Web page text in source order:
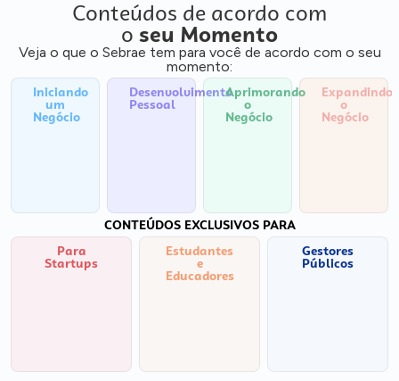
Conteúdos de acordo com
o seu Momento
Veja o que o Sebrae tem para você de acordo com o seu
momento:
Iniciando
um
Negócio
Desenvolvimento
Pessoal
Aprimorando
o
Negócio
Expandindo
o
Negócio
CONTEÚDOS EXCLUSIVOS PARA
Para
Startups
Estudantes
e
Educadores
Gestores
Públicos